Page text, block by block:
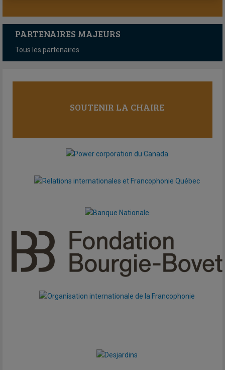
PARTENAIRES MAJEURS
Tous les partenaires
SOUTENIR LA CHAIRE